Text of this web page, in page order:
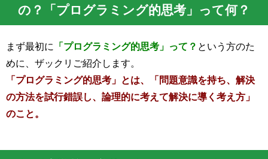
の？「プログラミング的思考」って何？
まず最初に 「プログラミング的思考」って？ という方のた
めに、ザックリご紹介します。
「プログラミング的思考」とは、「問題意識を持ち、解決
の方法を試行錯誤し、論理的に考えて解決に導く考え方」
のこと。